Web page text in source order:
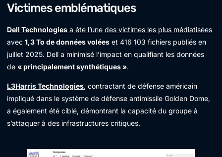
Victimes emblématiques
Dell Technologies a été l’une des victimes les plus médiatisées
avec 1,3 To de données volées et 416 103 fichiers publiés en
juillet 2025. Dell a minimisé l’impact en qualifiant les données
de « principalement synthétiques ».
L3Harris Technologies, contractant de défense américain
impliqué dans le système de défense antimissile Golden Dome,
a également été ciblé, démontrant la capacité du groupe à
s’attaquer à des infrastructures critiques.